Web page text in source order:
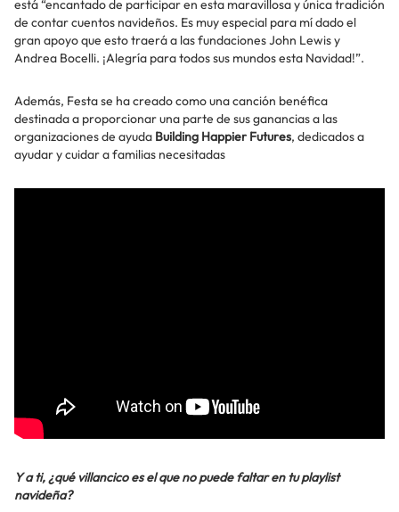
está “encantado de participar en esta maravillosa y única tradición
de contar cuentos navideños. Es muy especial para mí dado el
gran apoyo que esto traerá a las fundaciones John Lewis y
Andrea Bocelli. ¡Alegría para todos sus mundos esta Navidad!”.
Además, Festa se ha creado como una canción benéfica
destinada a proporcionar una parte de sus ganancias a las
organizaciones de ayuda Building Happier Futures, dedicados a
ayudar y cuidar a familias necesitadas
Y a ti, ¿qué villancico es el que no puede faltar en tu playlist
navideña?